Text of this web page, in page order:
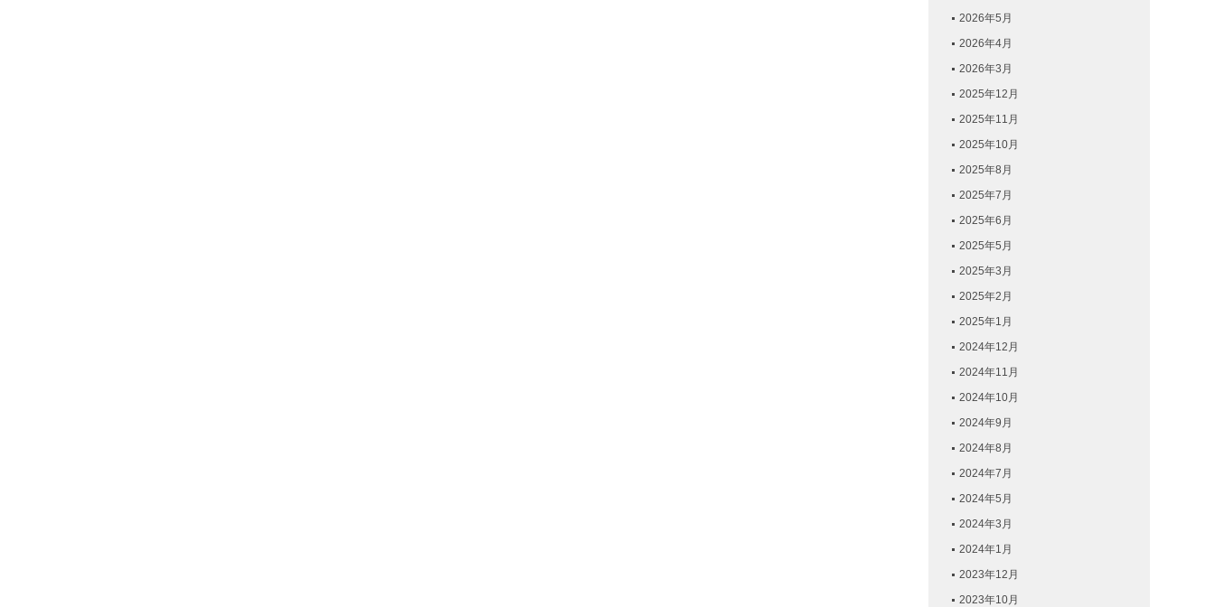
2026年5月
2026年4月
2026年3月
2025年12月
2025年11月
2025年10月
2025年8月
2025年7月
2025年6月
2025年5月
2025年3月
2025年2月
2025年1月
2024年12月
2024年11月
2024年10月
2024年9月
2024年8月
2024年7月
2024年5月
2024年3月
2024年1月
2023年12月
2023年10月